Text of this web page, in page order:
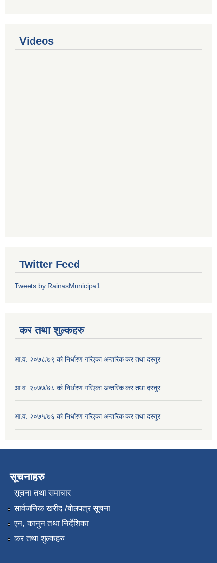
Videos
Twitter Feed
Tweets by RainasMunicipa1
कर तथा शुल्कहरु
आ.व. २०७८/७९ को निर्धारण गरिएका अन्तरिक कर तथा दस्तुर
आ.व. २०७७/७८ को निर्धारण गरिएका अन्तरिक कर तथा दस्तुर
आ.व. २०७५/७६ को निर्धारण गरिएका अन्तरिक कर तथा दस्तुर
सूचनाहरु
सूचना तथा समाचार
सार्वजनिक खरीद /बोलपत्र सूचना
एन, कानुन तथा निर्देशिका
कर तथा शुल्कहरु